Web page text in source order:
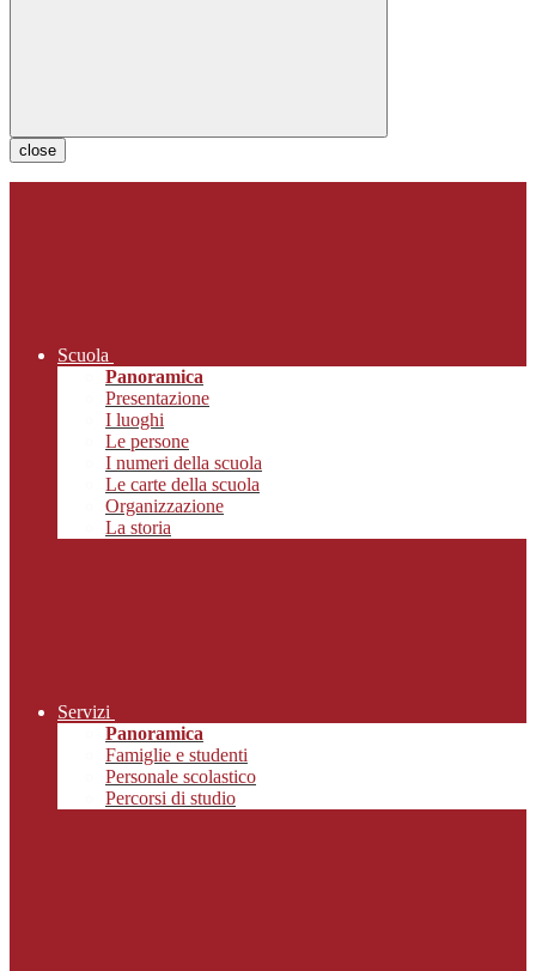
close
Scuola
Panoramica
Presentazione
I luoghi
Le persone
I numeri della scuola
Le carte della scuola
Organizzazione
La storia
Servizi
Panoramica
Famiglie e studenti
Personale scolastico
Percorsi di studio